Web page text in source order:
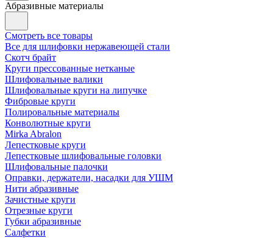
Абразивные материалы
Смотреть все товары
Все для шлифовки нержавеющей стали
Скотч брайт
Круги прессованные нетканые
Шлифовальные валики
Шлифовальные круги на липучке
Фибровые круги
Полировальные материалы
Конволютные круги
Mirka Abralon
Лепестковые круги
Лепестковые шлифовальные головки
Шлифовальные палочки
Оправки, держатели, насадки для УШМ
Нити абразивные
Зачистные круги
Отрезные круги
Губки абразивные
Салфетки